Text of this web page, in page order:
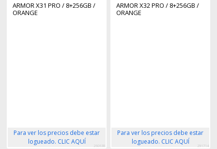
ARMOR X31 PRO / 8+256GB /
ORANGE
Para ver los precios debe estar
logueado. CLIC AQUÍ
260638
ARMOR X32 PRO / 8+256GB /
ORANGE
Para ver los precios debe estar
logueado. CLIC AQUÍ
291714